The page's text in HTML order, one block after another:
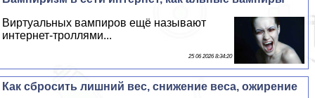
Виртуальных вампиров ещё называют
интернет-троллями...
25 06 2026 8:34:20
Как сбросить лишний вес, снижение веса, ожирение